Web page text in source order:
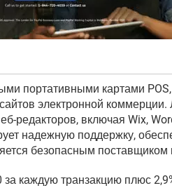
портативными картами
электронной коммерции.
редакторов, включая Wix,
надежную поддержку,
безопасным поставщиком
за каждую транзакцию плюс